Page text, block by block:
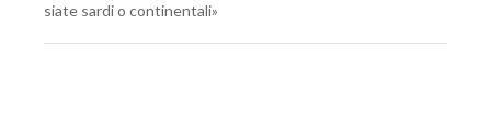
siate sardi o continentali»